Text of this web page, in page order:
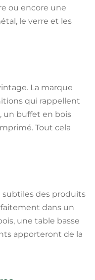
ou encore une
le verre et les
La marque
qui rappellent
un buffet en bois
Tout cela
subtiles des produits
dans un
une table basse
apporteront de la